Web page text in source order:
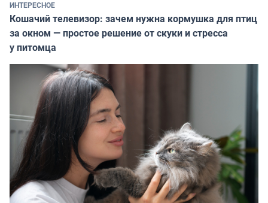
ИНТЕРЕСНОЕ
Кошачий телевизор: зачем нужна кормушка для птиц
за окном — простое решение от скуки и стресса
у питомца